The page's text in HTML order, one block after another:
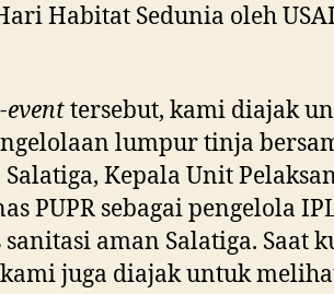
Habitat Sedunia oleh
tersebut, kami diajak
lumpur tinja
Salatiga, Kepala Unit
PUPR sebagai pengelola
aman Salatiga. Saat
juga diajak untuk